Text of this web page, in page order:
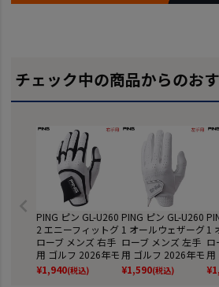
チェック中の商品からのお
PING ピン GL-U260
2 エニーフィットグ
ローブ メンズ 右手
用 ゴルフ 2026年モ
デル 日本正規品
¥1,940(税込)
PING ピン GL-U260
1 オールウェザーグ
ローブ メンズ 左手
用 ゴルフ 2026年モ
デル 日本正規品
¥1,590(税込)
1
ロ
用
デ
¥